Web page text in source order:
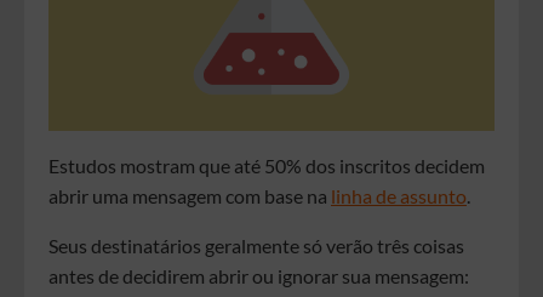
Estudos mostram que até 50% dos inscritos decidem
abrir uma mensagem com base na linha de assunto.
Seus destinatários geralmente só verão três coisas
antes de decidirem abrir ou ignorar sua mensagem: